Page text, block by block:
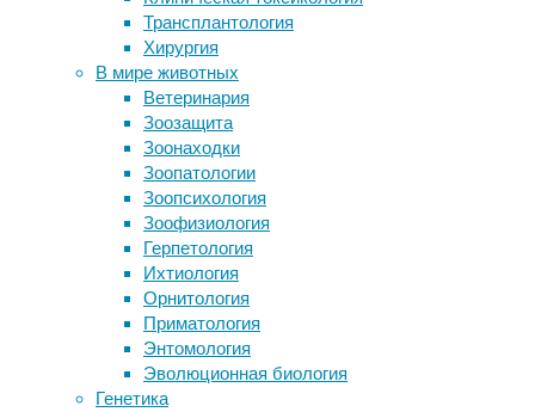
Трансплантология
Хирургия
В мире животных
Ветеринария
Зоозащита
Зоонаходки
Зоопатологии
Зоопсихология
Зоофизиология
Герпетология
Ихтиология
Орнитология
Приматология
Энтомология
Эволюционная биология
Генетика
наступит
Новый
год,
каждая
компания
сталкивается
важным
вопросом:
провести
корпоратив
Новый
год?
Молекула РНК превратила
воспаленную рану в заживающую
Ученые нашли нейроны,
защищающие от сильной боли
Компания AROTERRA —
профессионал чистоты и
дезинфекции
Ученые рекомендуют есть больше
насекомых — они полезны и
питательны
Морских тупиков впервые застали за
использованием орудий
Следите за новостями